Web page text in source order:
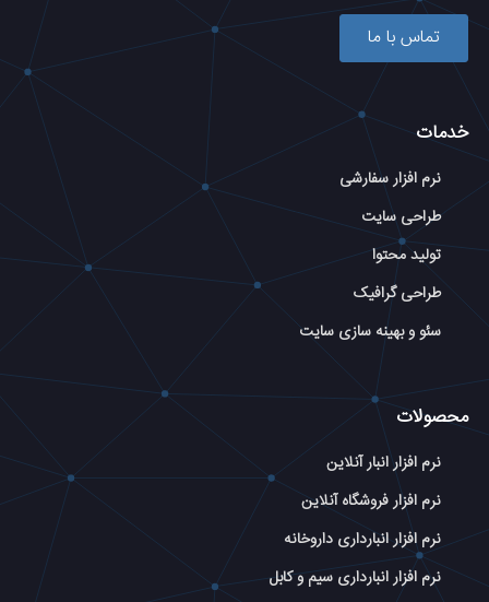
تماس با ما
خدمات
نرم افزار سفارشی
طراحی سایت
تولید محتوا
طراحی گرافیک
سئو و بهینه سازی سایت
محصولات
نرم افزار انبار آنلاین
نرم افزار فروشگاه آنلاین
نرم افزار انبارداری داروخانه
نرم افزار انبارداری سیم و کابل